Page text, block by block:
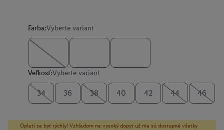
Farba:Vyberte variant
Veľkosť:Vyberte variant
34 36 38 40 42 44 46
Oplatí sa byť rýchly! Vzhľadom na vysoký dopyt už nie sú dostupné všetky